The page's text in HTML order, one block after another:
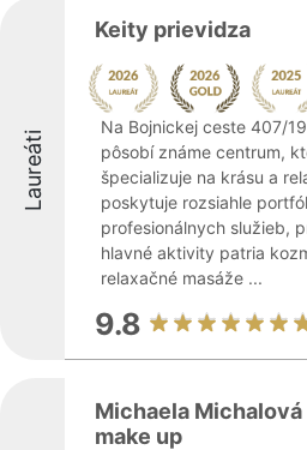
Laureáti
Keity prievidza
Na Bojnickej ceste 407/
pôsobí známe centrum,
špecializuje na krásu a
poskytuje rozsiahle
profesionálnych služieb,
hlavné aktivity patria
relaxačné masáže ...
9.8
Michaela
make up